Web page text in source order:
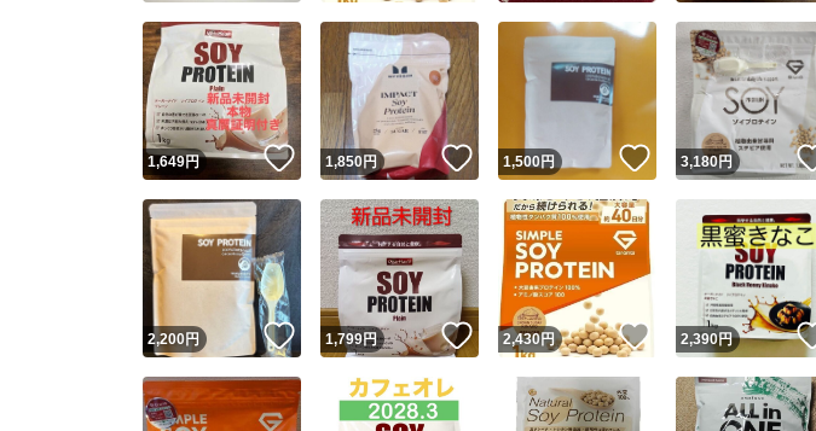
1,649円 いいね！
1,850円 いいね！
1,500円 いいね！
3,180円
2,200円 いいね！
1,799円 いいね！
2,430円 いいね！
2,390円